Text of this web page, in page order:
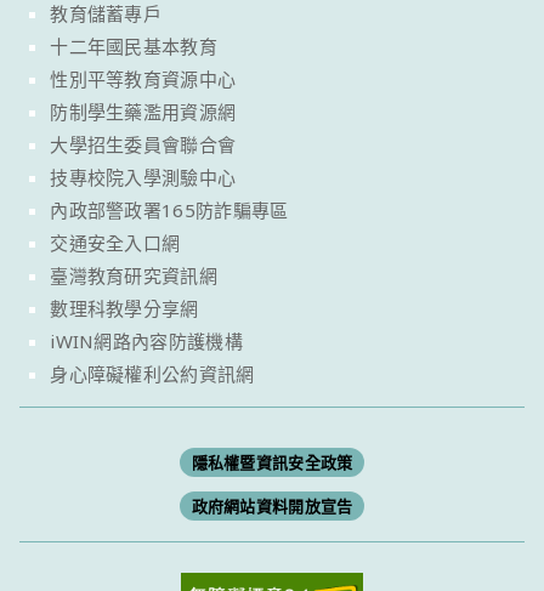
教育儲蓄專戶
十二年國民基本教育
性別平等教育資源中心
防制學生藥濫用資源網
大學招生委員會聯合會
技專校院入學測驗中心
內政部警政署165防詐騙專區
交通安全入口網
臺灣教育研究資訊網
數理科教學分享網
iWIN網路內容防護機構
身心障礙權利公約資訊網
隱私權暨資訊安全政策
政府網站資料開放宣告